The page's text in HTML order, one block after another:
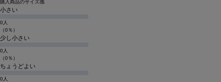
購入商品のサイズ感
小さい
0人
（0％）
少し小さい
0人
（0％）
ちょうどよい
0人